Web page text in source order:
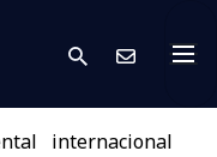
search
internacional